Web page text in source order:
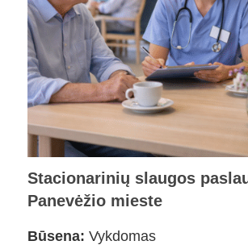
Stacionarinių slaugos
Panevėžio mieste
Būsena: Vykdomas